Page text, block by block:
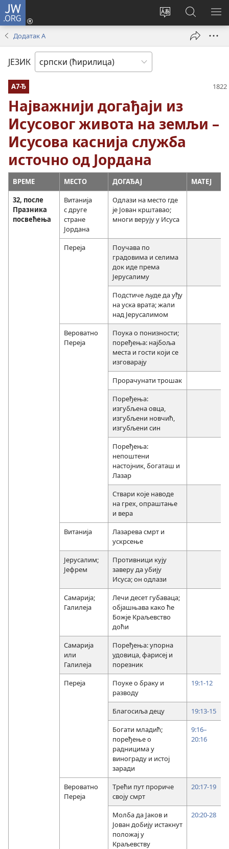
JW.ORG
Промени
Пријава
(отвара
Претрага
сајта
JW.ORG
Додатак А
ЈЕЗИК
А7-Ђ
Најважнији догађаји из
Исусовог живота на земљи –
Исусова каснија служба
источно од Јордана
ВРЕМЕ МЕСТО ДОГАЂАЈ
МАТЕЈ
32, после
Празника
посвећења
Витанија
с друге
стране
Јордана
Одлази на место где
је Јован крштавао;
многи верују у Исуса
Переја
Поучава по
градовима и селима
док иде према
Јерусалиму
Подстиче људе да уђу
на уска врата; жали
над Јерусалимом
Вероватно
Переја
Поука о понизности;
поређења: најбоља
места и гости који се
изговарају
Прорачунати трошак
Поређења:
изгубљена овца,
изгубљени новчић,
изгубљени син
Поређења:
непоштени
настојник, богаташ и
Лазар
Ствари које наводе
на грех, опраштање
и вера
Витанија
Лазарева смрт и
ускрсење
Јерусалим;
Јефрем
Противници кују
заверу да убију
Исуса; он одлази
Самарија;
Галилеја
Лечи десет губаваца;
објашњава како ће
Божје Краљевство
доћи
Самарија
или
Галилеја
Поређења: упорна
удовица, фарисеј и
порезник
Переја
Поуке о браку и
разводу
19:1-12
Благосиља децу
19:13-15
Богати младић;
поређење о
радницима у
винограду и истој
заради
9:16–
20:16
Вероватно
Переја
Трећи пут прориче
своју смрт
20:17-19
Молба да Јаков и
Јован добију истакнут
положај у
Краљевству
20:20-28